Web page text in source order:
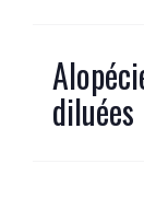
diluées